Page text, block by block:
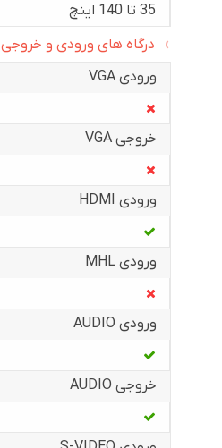
35 تا 140 اینچ
درگاه های ورودی و خروجی
ورودی VGA
خروجی VGA
ورودی HDMI
ورودی MHL
ورودی AUDIO
خروجی AUDIO